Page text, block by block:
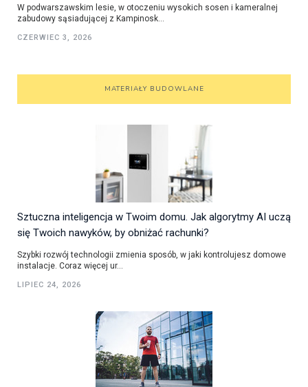
W podwarszawskim lesie, w otoczeniu wysokich sosen i kameralnej
zabudowy sąsiadującej z Kampinosk...
CZERWIEC 3, 2026
MATERIAŁY BUDOWLANE
Sztuczna inteligencja w Twoim domu. Jak algorytmy AI uczą
się Twoich nawyków, by obniżać rachunki?
Szybki rozwój technologii zmienia sposób, w jaki kontrolujesz domowe
instalacje. Coraz więcej ur...
LIPIEC 24, 2026